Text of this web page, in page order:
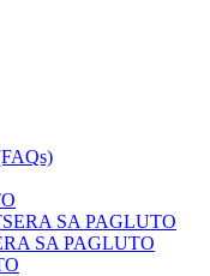
SA PAGLUTO
SA PAGLUTO